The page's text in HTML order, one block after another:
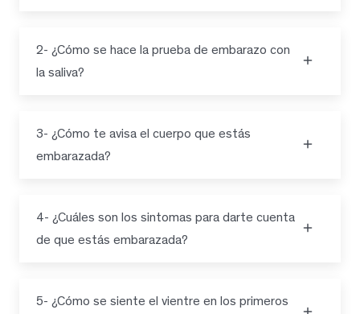
2- ¿Cómo se hace la prueba de embarazo con
la saliva?
3- ¿Cómo te avisa el cuerpo que estás
embarazada?
4- ¿Cuáles son los sintomas para darte cuenta
de que estás embarazada?
5- ¿Cómo se siente el vientre en los primeros